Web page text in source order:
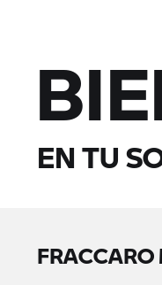
EN TU
FRACCARO